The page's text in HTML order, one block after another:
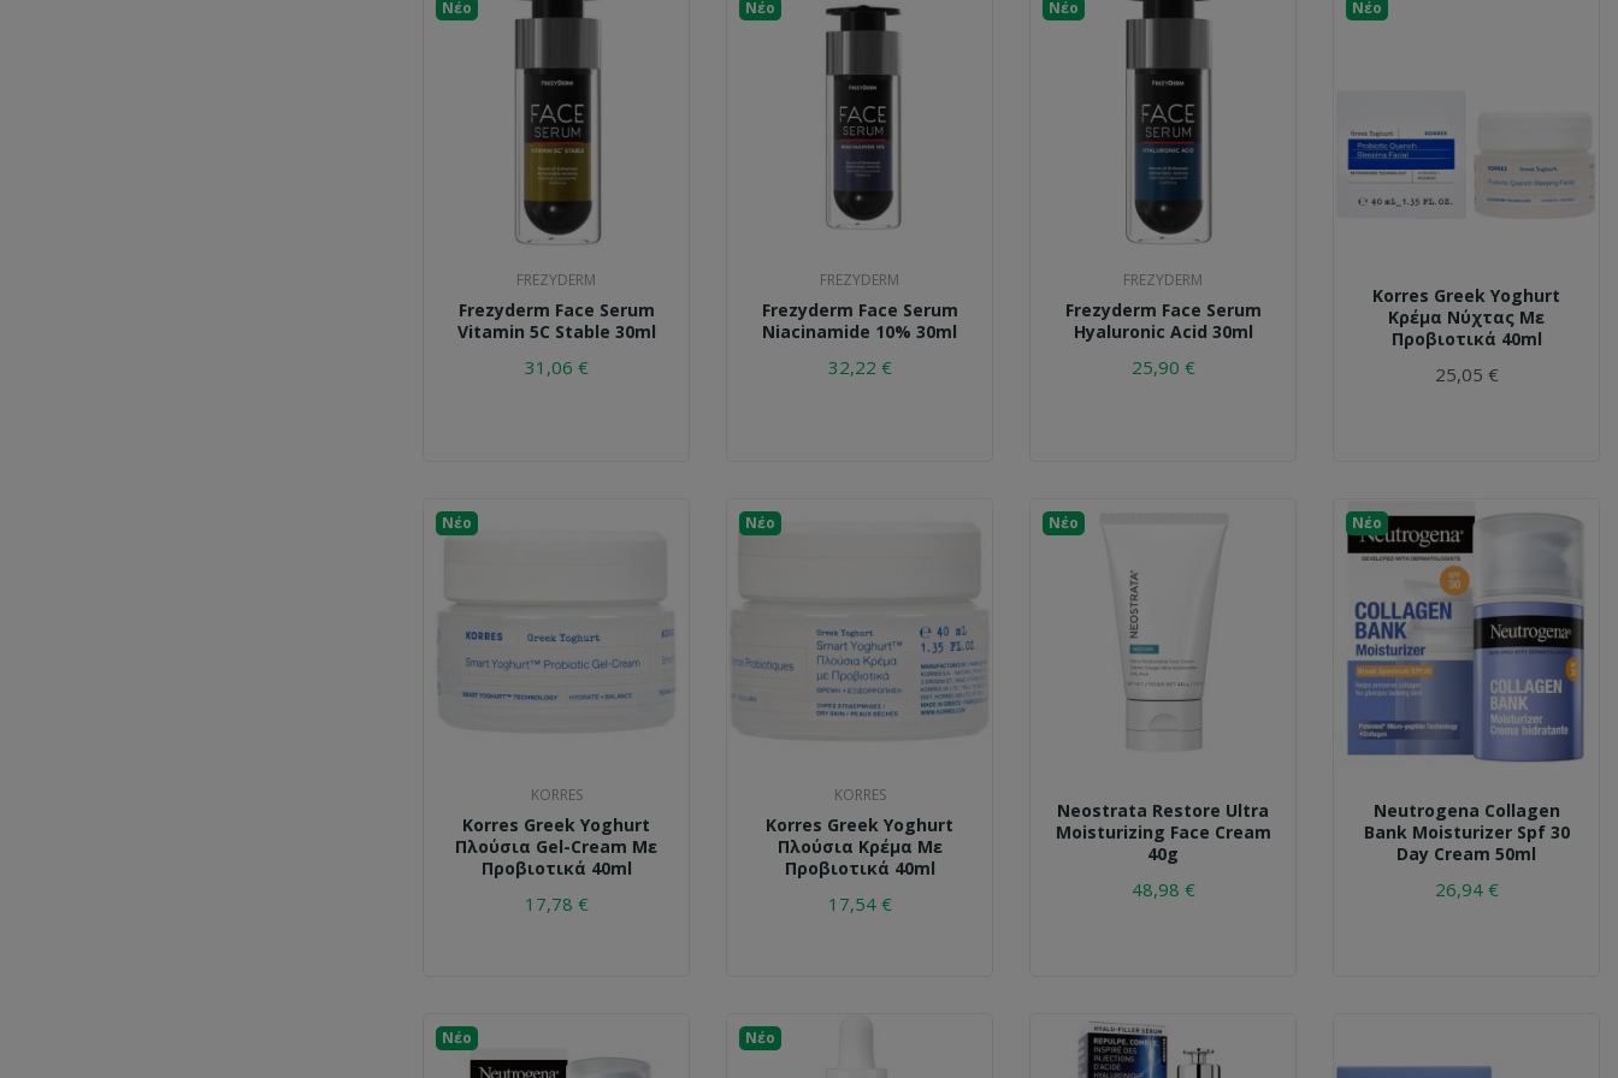
Νέο
FREZYDERM
Frezyderm Face Serum
Vitamin 5C Stable 30ml
31,06 €
Νέο
FREZYDERM
Frezyderm Face Serum
Niacinamide 10% 30ml
32,22 €
Νέο
FREZYDERM
Frezyderm Face Serum
Hyaluronic Acid 30ml
25,90 €
Νέο
Korres Greek Yoghurt
Κρέμα Νύχτας Με
Προβιοτικά 40ml
25,05 €
Νέο
KORRES
Korres Greek Yoghurt
Πλούσια Gel-Cream Με
Προβιοτικά 40ml
17,78 €
Νέο
KORRES
Korres Greek Yoghurt
Πλούσια Κρέμα Με
Προβιοτικά 40ml
17,54 €
Νέο
Neostrata Restore Ultra
Moisturizing Face Cream
40g
48,98 €
Νέο
Neutrogena Collagen
Bank Moisturizer Spf 30
Day Cream 50ml
26,94 €
Νέο Νέο